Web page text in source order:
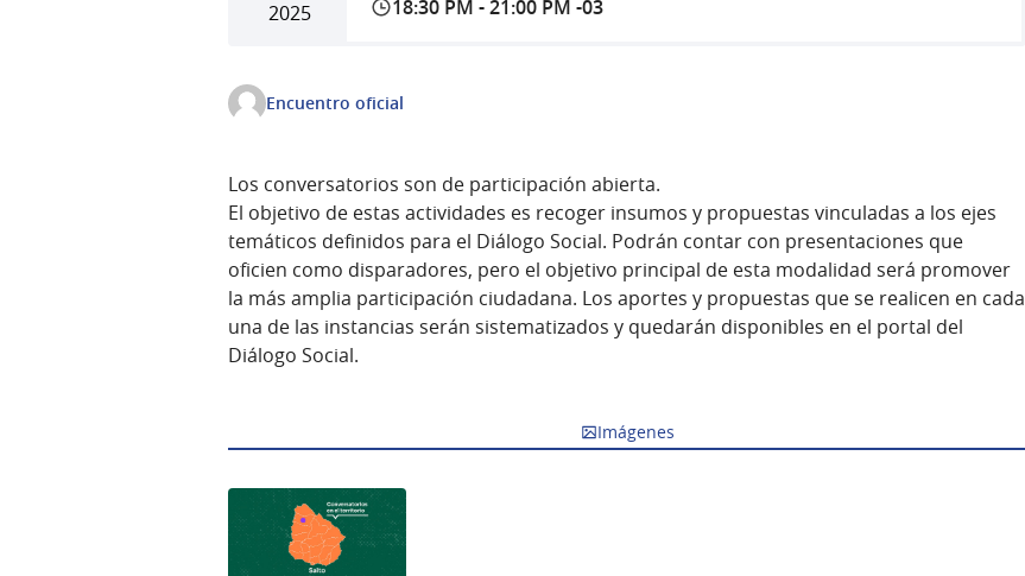
2025 18:30 PM -21:00 PM -03
Encuentro oficial
Los conversatorios son de participación abierta.
El objetivo de estas actividades es recoger insumos y propuestas vinculadas a los ejes
temáticos definidos para el Diálogo Social. Podrán contar con presentaciones que
oficien como disparadores, pero el objetivo principal de esta modalidad será promover
la más amplia participación ciudadana. Los aportes y propuestas que se realicen en cada
una de las instancias serán sistematizados y quedarán disponibles en el portal del
Diálogo Social.
Imágenes